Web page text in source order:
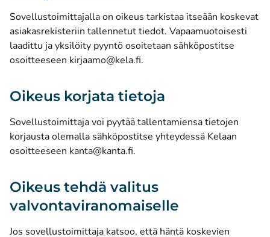
Sovellustoimittajalla on oikeus tarkistaa itseään koskevat
asiakasrekisteriin tallennetut tiedot. Vapaamuotoisesti
laadittu ja yksilöity pyyntö osoitetaan sähköpostitse
osoitteeseen kirjaamo@kela.fi.
Oikeus korjata tietoja
Sovellustoimittaja voi pyytää tallentamiensa tietojen
korjausta olemalla sähköpostitse yhteydessä Kelaan
osoitteeseen kanta@kanta.fi.
Oikeus tehdä valitus
valvontaviranomaiselle
Jos sovellustoimittaja katsoo, että häntä koskevien